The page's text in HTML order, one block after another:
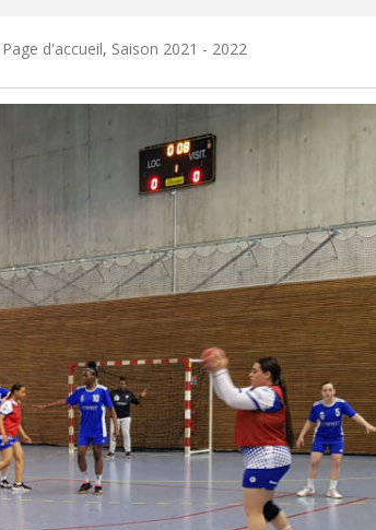
Page d'accueil, Saison 2021 - 2022